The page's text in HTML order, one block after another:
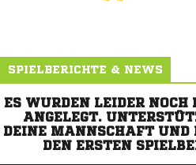
SPIELBERICHTE & NEWS
ES WURDEN LEIDER NOCH
ANGELEGT.
DEINE MANNSCHAFT UND
DEN ERSTEN